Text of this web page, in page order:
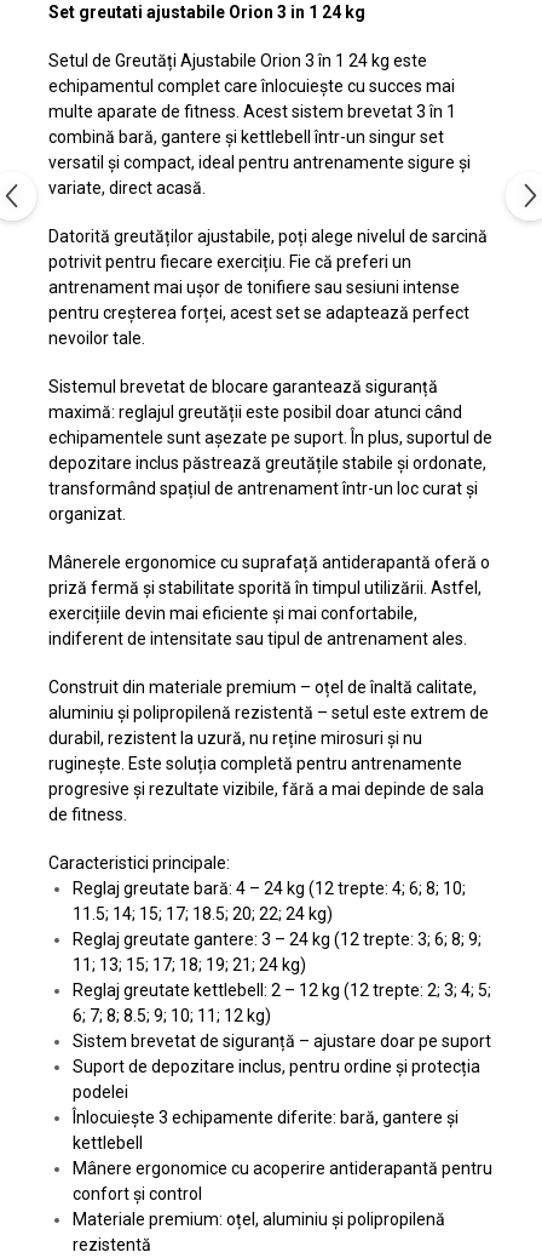
Set greutati ajustabile Orion 3 in 1 24 kg
Setul de Greutăți Ajustabile Orion 3 în 1 24 kg este
echipamentul complet care înlocuiește cu succes mai
multe aparate de fitness. Acest sistem brevetat 3 în 1
combină bară, gantere și kettlebell într-un singur set
versatil și compact, ideal pentru antrenamente sigure și
variate, direct acasă.
Datorită greutăților ajustabile, poți alege nivelul de sarcină
potrivit pentru fiecare exercițiu. Fie că preferi un
antrenament mai ușor de tonifiere sau sesiuni intense
pentru creșterea forței, acest set se adaptează perfect
nevoilor tale.
Sistemul brevetat de blocare garantează siguranță
maximă: reglajul greutății este posibil doar atunci când
echipamentele sunt așezate pe suport. În plus, suportul de
depozitare inclus păstrează greutățile stabile și ordonate,
transformând spațiul de antrenament într-un loc curat și
organizat.
Mânerele ergonomice cu suprafață antiderapantă oferă o
priză fermă și stabilitate sporită în timpul utilizării. Astfel,
exercițiile devin mai eficiente și mai confortabile,
indiferent de intensitate sau tipul de antrenament ales.
Construit din materiale premium – oțel de înaltă calitate,
aluminiu și polipropilenă rezistentă – setul este extrem de
durabil, rezistent la uzură, nu reține mirosuri și nu
ruginește. Este soluția completă pentru antrenamente
progresive și rezultate vizibile, fără a mai depinde de sala
de fitness.
Caracteristici principale:
Reglaj greutate bară: 4 – 24 kg (12 trepte: 4; 6; 8; 10;
11.5; 14; 15; 17; 18.5; 20; 22; 24 kg)
Reglaj greutate gantere: 3 – 24 kg (12 trepte: 3; 6; 8; 9;
11; 13; 15; 17; 18; 19; 21; 24 kg)
Reglaj greutate kettlebell: 2 – 12 kg (12 trepte: 2; 3; 4; 5;
6; 7; 8; 8.5; 9; 10; 11; 12 kg)
Sistem brevetat de siguranță – ajustare doar pe suport
Suport de depozitare inclus, pentru ordine și protecția
podelei
Înlocuiește 3 echipamente diferite: bară, gantere și
kettlebell
Mânere ergonomice cu acoperire antiderapantă pentru
confort și control
Materiale premium: oțel, aluminiu și polipropilenă
rezistentă